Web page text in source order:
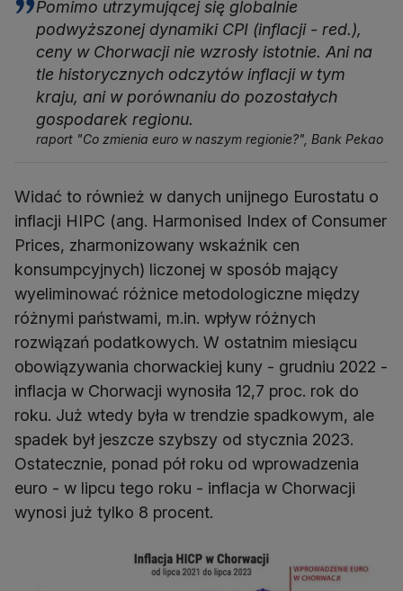
Pomimo utrzymującej się globalnie
podwyższonej dynamiki CPI (inflacji - red.),
ceny w Chorwacji nie wzrosły istotnie. Ani na
tle historycznych odczytów inflacji w tym
kraju, ani w porównaniu do pozostałych
gospodarek regionu.
raport "Co zmienia euro w naszym regionie?", Bank Pekao
Widać to również w danych unijnego Eurostatu o
inflacji HIPC (ang. Harmonised Index of Consumer
Prices, zharmonizowany wskaźnik cen
konsumpcyjnych) liczonej w sposób mający
wyeliminować różnice metodologiczne między
różnymi państwami, m.in. wpływ różnych
rozwiązań podatkowych. W ostatnim miesiącu
obowiązywania chorwackiej kuny - grudniu 2022 -
inflacja w Chorwacji wynosiła 12,7 proc. rok do
roku. Już wtedy była w trendzie spadkowym, ale
spadek był jeszcze szybszy od stycznia 2023.
Ostatecznie, ponad pół roku od wprowadzenia
euro - w lipcu tego roku - inflacja w Chorwacji
wynosi już tylko 8 procent.